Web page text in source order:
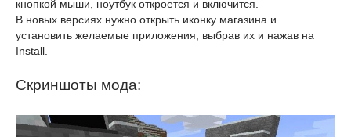
кнопкой мыши, ноутбук откроется и включится.
В новых версиях нужно открыть иконку магазина и
установить желаемые приложения, выбрав их и нажав на
Install.
Скриншоты мода: